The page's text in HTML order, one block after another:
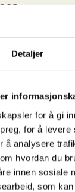
Detaljer
for å gi
for å levere
å analysere
hvordan du
innen sosiale
som
fjelltur hvor
i 2 netter.
god fysisk
på turen.